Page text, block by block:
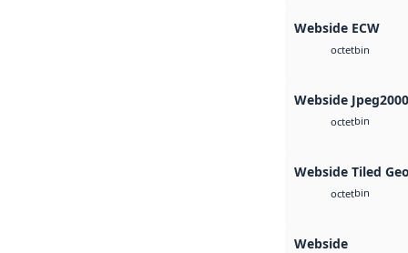
Webside ECW
octetbin
Webside Jpeg2000
octetbin
Webside Tiled
octetbin
Webside